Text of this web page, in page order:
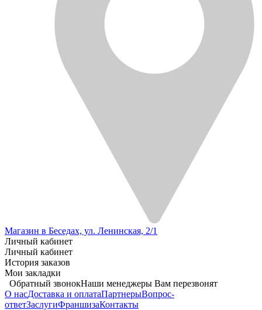
Магазин в Беседах, ул. Ленинская, 2/1
Личный кабинет
Личный кабинет
История заказов
Мои закладки
Обратный звонокНаши менеджеры Вам перезвонят
О насДоставка и оплатаПартнерыВопрос-
ответЗаслугиФраншизаКонтакты